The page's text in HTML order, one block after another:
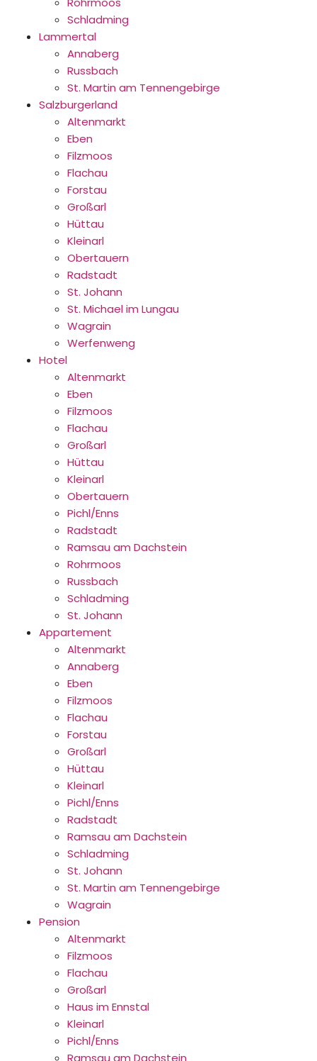
Schladming
Lammertal
Annaberg
Russbach
St. Martin am Tennengebirge
Salzburgerland
Altenmarkt
Eben
Filzmoos
Flachau
Forstau
Großarl
Hüttau
Kleinarl
Obertauern
Radstadt
St. Johann
St. Michael im Lungau
Wagrain
Werfenweng
Hotel
Altenmarkt
Eben
Filzmoos
Flachau
Großarl
Hüttau
Kleinarl
Obertauern
Pichl/Enns
Radstadt
Ramsau am Dachstein
Rohrmoos
Russbach
Schladming
St. Johann
Appartement
Altenmarkt
Annaberg
Eben
Filzmoos
Flachau
Forstau
Großarl
Hüttau
Kleinarl
Pichl/Enns
Radstadt
Ramsau am Dachstein
Schladming
St. Johann
St. Martin am Tennengebirge
Wagrain
Pension
Altenmarkt
Filzmoos
Flachau
Großarl
Haus im Ennstal
Kleinarl
Pichl/Enns
Ramsau am Dachstein